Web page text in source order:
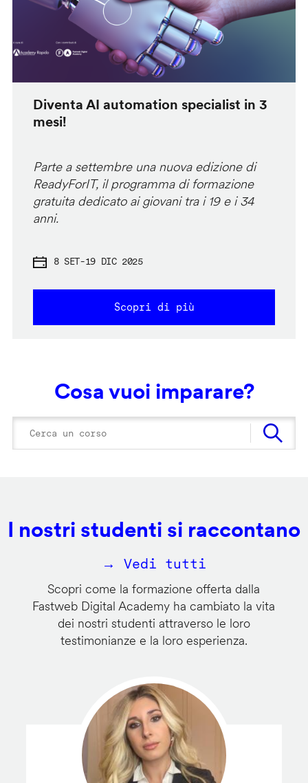
Diventa AI automation specialist in 3
mesi!
Parte a settembre una nuova edizione di
ReadyForIT, il programma di formazione
gratuita dedicato ai giovani tra i 19 e i 34
anni.
8 SET-19 DIC 2025
Scopri di più
Cosa vuoi imparare?
I nostri studenti si raccontano
→ Vedi tutti
Scopri come la formazione offerta dalla
Fastweb Digital Academy ha cambiato la vita
dei nostri studenti attraverso le loro
testimonianze e la loro esperienza.